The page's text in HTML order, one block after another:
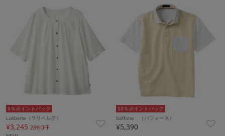
5％ポイントバック
Laliberte（ラリベルテ）
¥3,245 28%OFF
10％ポイントバック
baffone （バフォーネ）
¥5,390